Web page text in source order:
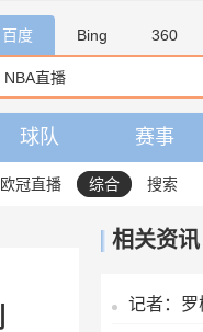
百度 Bing 360
球队 赛事
欧冠直播 综合 搜索
相关资讯